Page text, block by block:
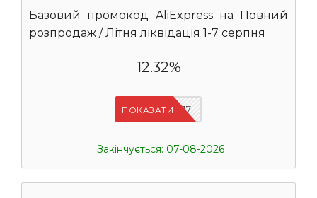
Базовий промокод AliExpress на Повний
розпродаж / Літня ліквідація 1-7 серпня
12.32%
IFSCDUA17
ПОКАЗАТИ
Закінчується: 07-08-2026